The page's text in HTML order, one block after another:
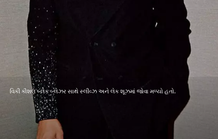
વિકી કૌશલ બ્લેક બ્લેઝર સાથે સ્લીવ્ઝ અને લેક શૂઝમાં જોવા મળ્યો હતો.